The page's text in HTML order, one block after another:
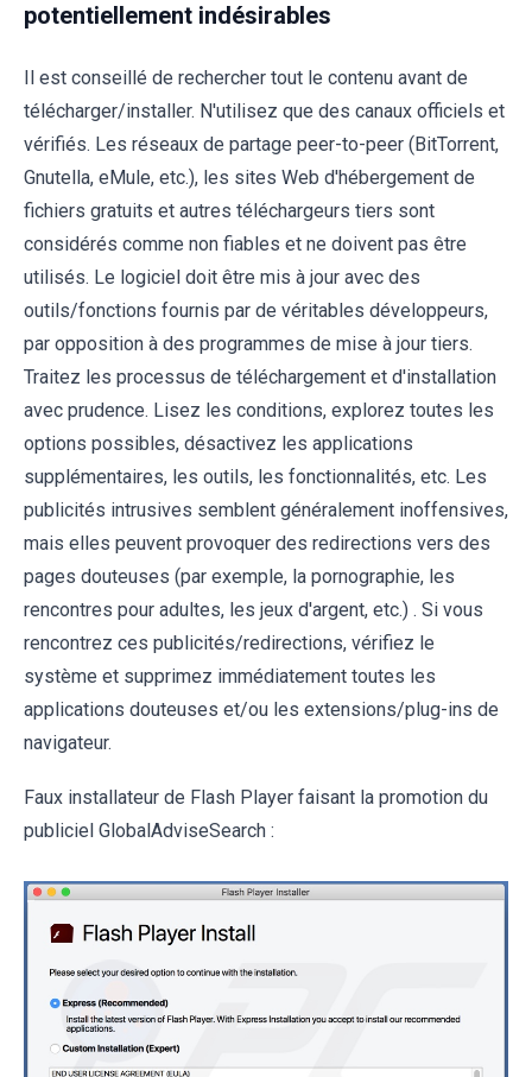
potentiellement indésirables
Il est conseillé de rechercher tout le contenu avant de
télécharger/installer. N'utilisez que des canaux officiels et
vérifiés. Les réseaux de partage peer-to-peer (BitTorrent,
Gnutella, eMule, etc.), les sites Web d'hébergement de
fichiers gratuits et autres téléchargeurs tiers sont
considérés comme non fiables et ne doivent pas être
utilisés. Le logiciel doit être mis à jour avec des
outils/fonctions fournis par de véritables développeurs,
par opposition à des programmes de mise à jour tiers.
Traitez les processus de téléchargement et d'installation
avec prudence. Lisez les conditions, explorez toutes les
options possibles, désactivez les applications
supplémentaires, les outils, les fonctionnalités, etc. Les
publicités intrusives semblent généralement inoffensives,
mais elles peuvent provoquer des redirections vers des
pages douteuses (par exemple, la pornographie, les
rencontres pour adultes, les jeux d'argent, etc.) . Si vous
rencontrez ces publicités/redirections, vérifiez le
système et supprimez immédiatement toutes les
applications douteuses et/ou les extensions/plug-ins de
navigateur.
Faux installateur de Flash Player faisant la promotion du
publiciel GlobalAdviseSearch :